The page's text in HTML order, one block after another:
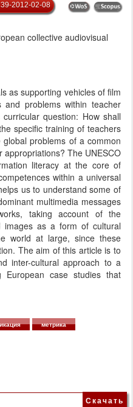
2012-02-08
collective audiovisual
as supporting vehicles of film
and problems within teacher
question: How shall
specific training of teachers
problems of a common
The UNESCO
literacy at the core of
within a universal
us to understand some of
multimedia messages
taking account of the
images as a form of cultural
world at large, since these
The aim of this article is to
inter-cultural approach to a
European case studies that
метрика
Скачать